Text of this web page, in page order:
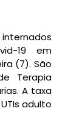
19 em
(7). São
Terapia
A taxa
adulto